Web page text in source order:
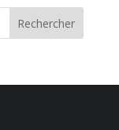
Rechercher